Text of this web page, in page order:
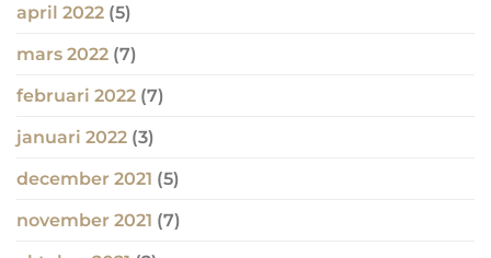
april 2022 (5)
mars 2022 (7)
februari 2022 (7)
januari 2022 (3)
december 2021 (5)
november 2021 (7)